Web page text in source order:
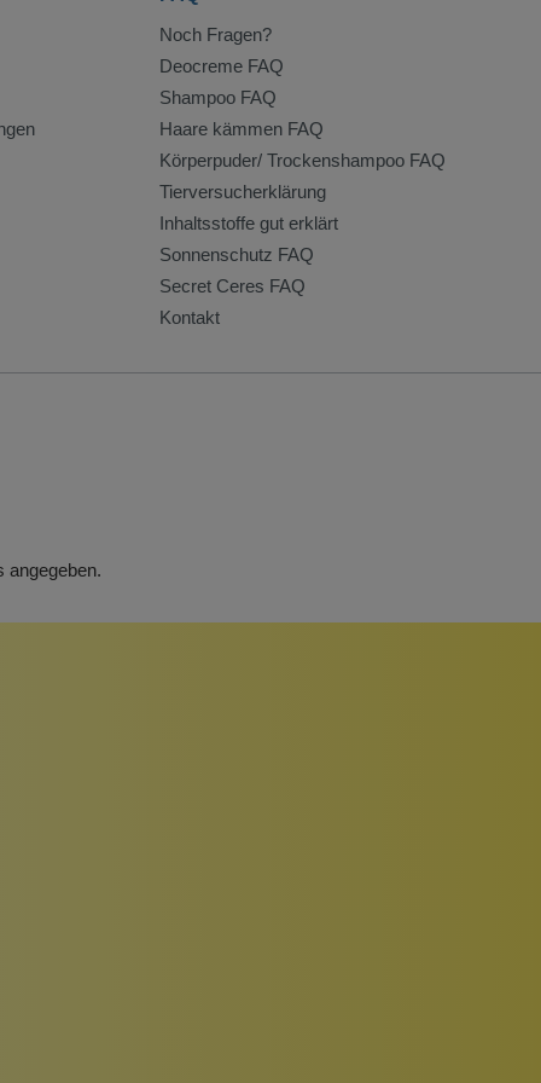
Noch Fragen?
Deocreme FAQ
Shampoo FAQ
Haare kämmen FAQ
Körperpuder/ Trockenshampoo FAQ
Tierversucherklärung
Inhaltsstoffe gut erklärt
Sonnenschutz FAQ
Secret Ceres FAQ
Kontakt
angegeben.